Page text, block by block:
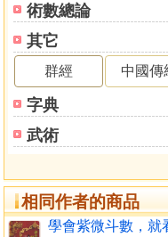
術數總論
其它
群經 中國傳
字典
武術
相同作者的商品
學會紫微斗數，就